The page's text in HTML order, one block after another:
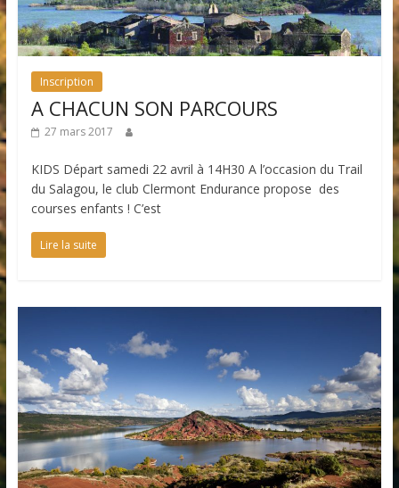
Inscription
A CHACUN SON PARCOURS
27 mars 2017
KIDS Départ samedi 22 avril à 14H30 A l’occasion du Trail
du Salagou, le club Clermont Endurance propose des
courses enfants ! C’est
Lire la suite